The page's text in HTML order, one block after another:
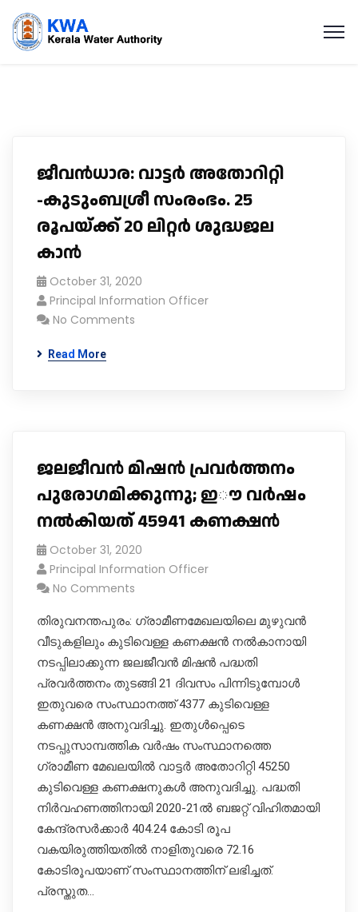
ജീവൻധാര: വാട്ടർ അതോറിറ്റി
-കുടുംബശ്രീ സംരംഭം. 25
രൂപയ്ക്ക് 20 ലിറ്റർ ശുദ്ധജല
കാൻ
October 31, 2020
Principal Information Officer
No Comments
Read More
ജലജീവൻ മിഷൻ പ്രവർത്തനം
പുരോഗമിക്കുന്നു; ഇൗ വർഷം
നൽകിയത് 45941 കണക്ഷൻ
October 31, 2020
Principal Information Officer
No Comments
തിരുവനന്തപുരം: ഗ്രാമീണമേഖലയിലെ മുഴുവൻ
വീടുകളിലും കുടിവെള്ള കണക്ഷൻ നൽകാനായി
നടപ്പിലാക്കുന്ന ജലജീവൻ മിഷൻ പദ്ധതി
പ്രവർത്തനം തുടങ്ങി 21 ദിവസം പിന്നിടുമ്പോൾ
ഇതുവരെ സംസ്ഥാനത്ത് 4377 കുടിവെള്ള
കണക്ഷൻ അനുവദിച്ചു. ഇതുൾപ്പെടെ
നടപ്പുസാമ്പത്തിക വർഷം സംസ്ഥാനത്തെ
ഗ്രാമീണ മേഖലയിൽ വാട്ടർ അതോറിറ്റി 45250
കുടിവെള്ള കണക്ഷനുകൾ അനുവദിച്ചു. പദ്ധതി
നിർവഹണത്തിനായി 2020-21ൽ ബജറ്റ് വിഹിതമായി
കേന്ദ്രസർക്കാർ 404.24 കോടി രൂപ
വകയിരുത്തിയതിൽ നാളിതുവരെ 72.16
കോടിരൂപയാണ് സംസ്ഥാനത്തിന് ലഭിച്ചത്.
പ്രസ്തുത…